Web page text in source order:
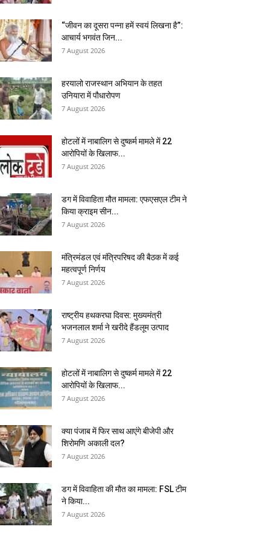
“जीवन का दूसरा पन्ना हमें स्वयं लिखना है”:
आचार्य भगवंत जिन...
7 August 2026
हरयालो राजस्थान अभियान के तहत
उनियारा में पौधारोपण
7 August 2026
होटलों में नाबालिग से दुष्कर्म मामले में 22
आरोपियों के खिलाफ...
7 August 2026
डग में विवाहिता मौत मामला: एफएसएल टीम ने
किया क्राइम सीन...
7 August 2026
मंत्रिमंडल एवं मंत्रिपरिषद की बैठक में कई
महत्वपूर्ण निर्णय
7 August 2026
राष्ट्रीय हथकरघा दिवस: मुख्यमंत्री
भजनलाल शर्मा ने खरीदे हैंडलूम उत्पाद
7 August 2026
होटलों में नाबालिग से दुष्कर्म मामले में 22
आरोपियों के खिलाफ...
7 August 2026
क्या पंजाब में फिर साथ आएंगे बीजेपी और
शिरोमणि अकाली दल?
7 August 2026
डग में विवाहिता की मौत का मामला: FSL टीम
ने किया...
7 August 2026